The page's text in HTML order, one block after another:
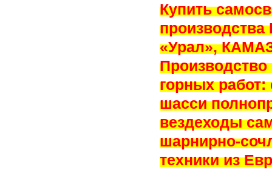
Купить
«Урал»,
горных работ:
шасси
вездеходы
шарнирно-
техники из